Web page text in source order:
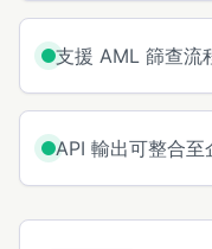
支援 AML 篩查流
API 輸出可整合至